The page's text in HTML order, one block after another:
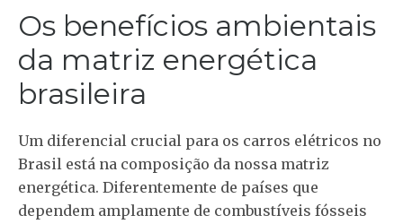
Os benefícios ambientais
da matriz energética
brasileira
Um diferencial crucial para os carros elétricos no
Brasil está na composição da nossa matriz
energética. Diferentemente de países que
dependem amplamente de combustíveis fósseis